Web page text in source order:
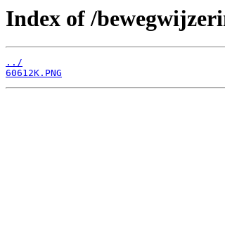
Index of /
../
60612K.PNG